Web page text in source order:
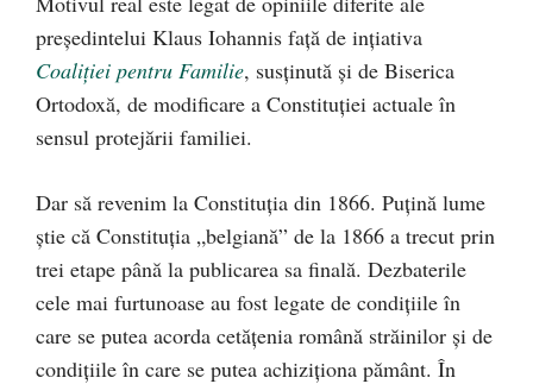
președintelui Klaus Iohannis față de ințiativa
Coaliției pentru Familie, susținută și de Biserica
Ortodoxă, de modificare a Constituției actuale în
sensul protejării familiei.
Dar să revenim la Constituția din 1866. Puțină lume
știe că Constituția „belgiană” de la 1866 a trecut prin
trei etape până la publicarea sa finală. Dezbaterile
cele mai furtunoase au fost legate de condițiile în
care se putea acorda cetățenia română străinilor și de
condițiile în care se putea achiziționa pământ. În